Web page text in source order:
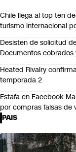
Chile llega al top ten
turismo internacional
Desisten de solicitud
Documentos
Heated Rivalry
temporada 2
Estafa en Facebook
por compras falsas de
PAIS